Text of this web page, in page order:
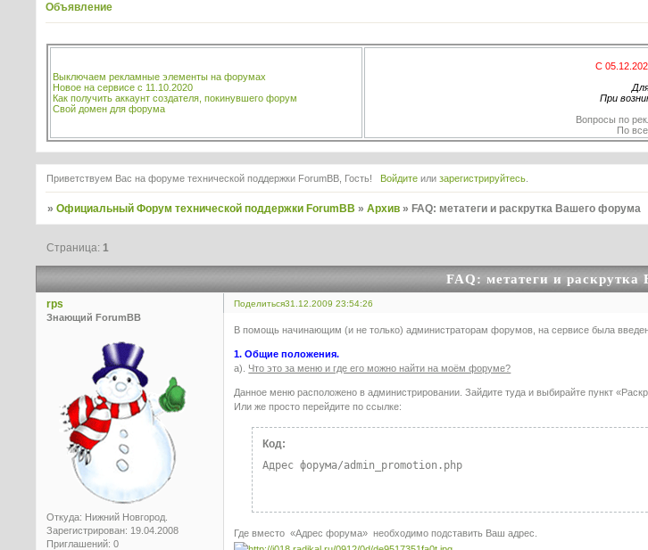
Объявление
Выключаем рекламные элементы на форумах
Новое на сервисе с 11.10.2020
Как получить аккаунт создателя, покинувшего форум
Свой домен для форума
С
При
Вопросы по
По
Приветствуем Вас на форуме технической поддержки ForumBB, Гость! Войдитеили зарегистрируйтесь.
»Официальный Форум технической поддержки ForumBB »Архив »FAQ: метатеги и раскрутка Вашего форума
FAQ: метатеги и раскрутка
Страница:1
Поделиться31.12.2009 23:54:26
rps
Знающий ForumBB
Откуда: Нижний Новгород.
Зарегистрирован: 19.04.2008
Приглашений: 0
В помощь начинающим (и не только) администраторам форумов, на сервисе была
1. Общие положения.
а). Что это за меню и где его можно найти на моём форуме?
Данное меню расположено в администрировании. Зайдите туда и выбирайте пункт
Или же просто перейдите по ссылке:
Код:
Адрес форума/admin_promotion.php
Где вместо «Адрес форума» необходимо подставить Ваш адрес.